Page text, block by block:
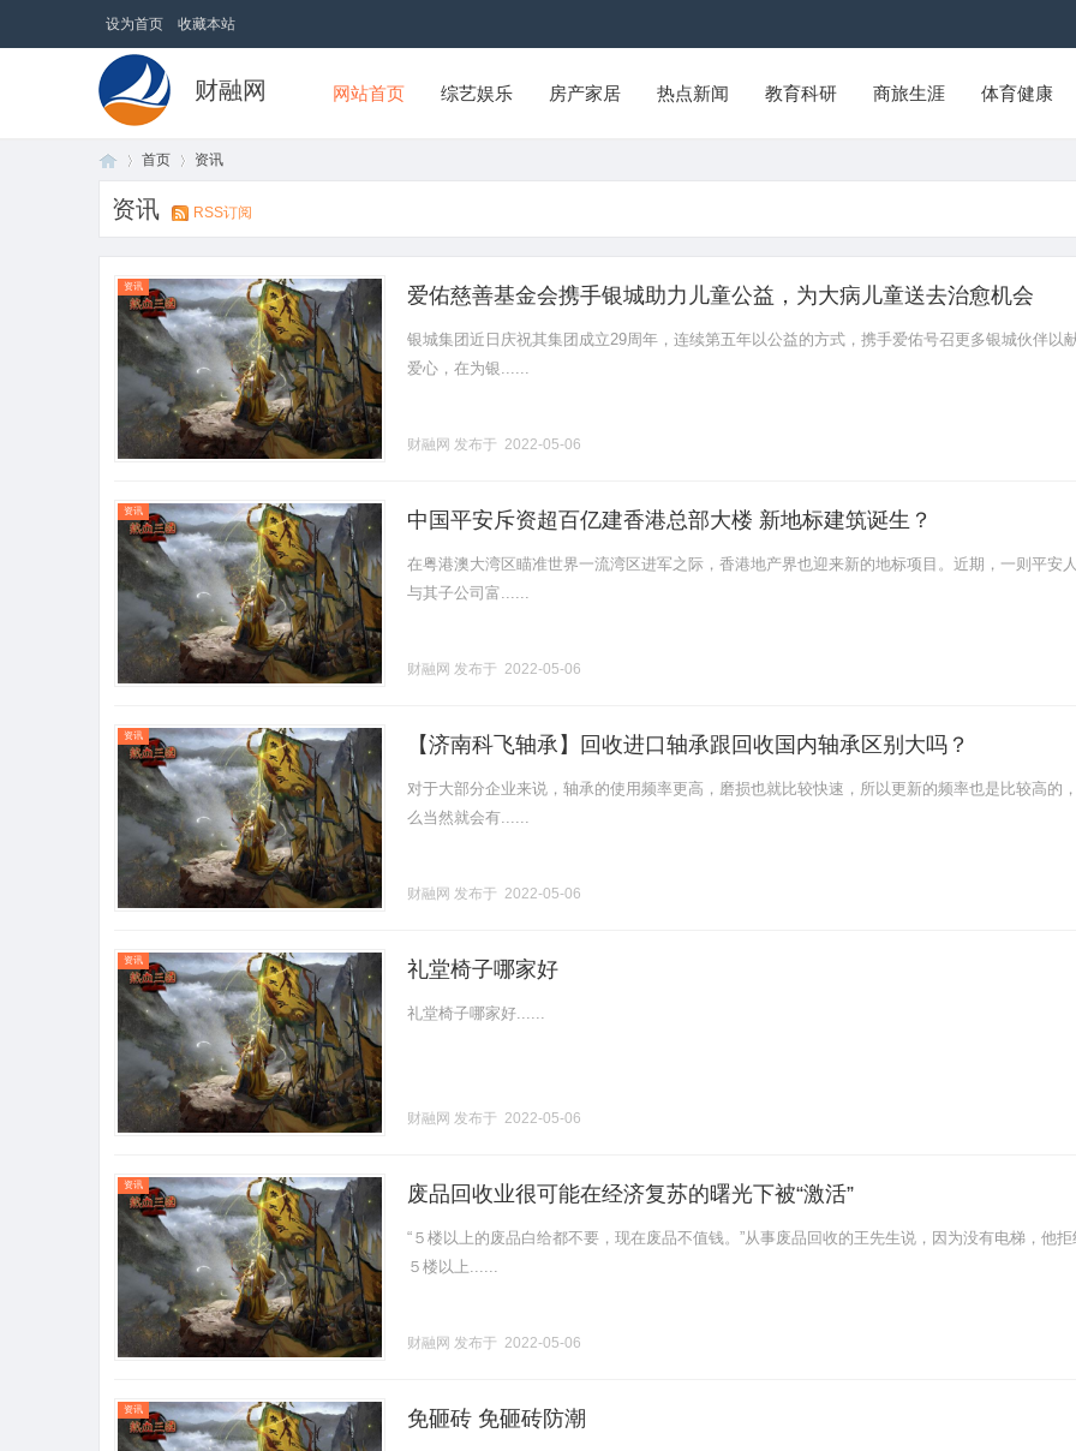
设为首页 收藏本站
财融网 网站首页 综艺娱乐 房产家居 热点新闻 教育科研 商旅生涯 体育健康
首页 资讯
资讯 RSS订阅
资讯 爱佑慈善基金会携手银城助力儿童公益，为大病儿童送去治愈机会
银城集团近日庆祝其集团成立29周年，连续第五年以公益的方式，携手爱佑号召更多银城伙伴以
爱心，在为银......
财融网 发布于 2022-05-06
资讯 中国平安斥资超百亿建香港总部大楼 新地标建筑诞生？
在粤港澳大湾区瞄准世界一流湾区进军之际，香港地产界也迎来新的地标项目。近期，一则平安
与其子公司富......
财融网 发布于 2022-05-06
资讯 【济南科飞轴承】回收进口轴承跟回收国内轴承区别大吗？
对于大部分企业来说，轴承的使用频率更高，磨损也就比较快速，所以更新的频率也是比较高的
么当然就会有......
财融网 发布于 2022-05-06
资讯 礼堂椅子哪家好
礼堂椅子哪家好......
财融网 发布于 2022-05-06
资讯 废品回收业很可能在经济复苏的曙光下被“激活”
“５楼以上的废品白给都不要，现在废品不值钱。”从事废品回收的王先生说，因为没有电梯，他拒
５楼以上......
财融网 发布于 2022-05-06
资讯 免砸砖 免砸砖防潮